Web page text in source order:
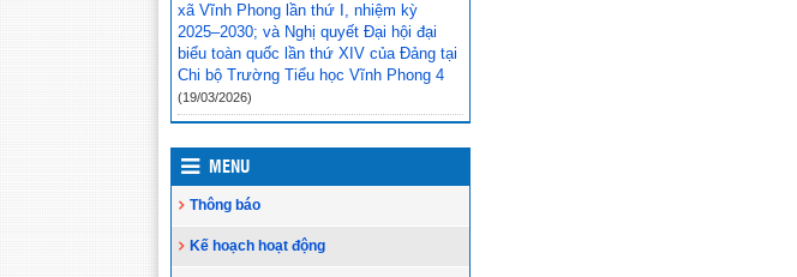
Toà án nhân dân tỉnh Kiên Giang
tặng Quỹ khuyến học huyện Vĩnh
Thuận trước thềm năm học 2023-
2024(15/08/2023)
Đẩy nhanh tiến độ thi công “Công
tặng học sinh nghèo vượt khó học giỏi
hiện chưa có nhà ở(10/08/2023)
xã Vĩnh Phong lần thứ I, nhiệm kỳ
2025–2030; và Nghị quyết Đại hội đại
biểu toàn quốc lần thứ XIV của Đảng tại
Chi bộ Trường Tiểu học Vĩnh Phong 4
(19/03/2026)
MENU
Thông báo
Kế hoạch hoạt động